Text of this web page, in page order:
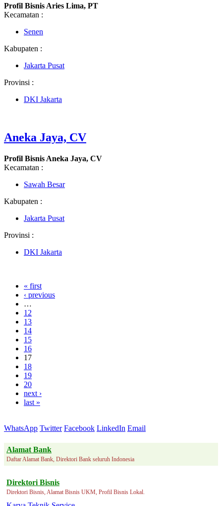
Profil Bisnis Aries Lima, PT
Kecamatan :
Senen
Kabupaten :
Jakarta Pusat
Provinsi :
DKI Jakarta
Aneka Jaya, CV
Profil Bisnis Aneka Jaya, CV
Kecamatan :
Sawah Besar
Kabupaten :
Jakarta Pusat
Provinsi :
DKI Jakarta
« first
‹ previous
…
12
13
14
15
16
17
18
19
20
next ›
last »
WhatsApp Twitter Facebook LinkedIn Email
Alamat Bank
Daftar Alamat Bank, Direktori Bank seluruh Indonesia
Direktori Bisnis
Direktori Bisnis, Alamat Bisnis UKM, Profil Bisnis Lokal.